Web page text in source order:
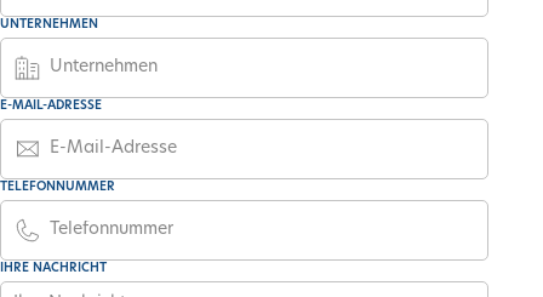
UNTERNEHMEN
E-MAIL-ADRESSE
TELEFONNUMMER
IHRE NACHRICHT